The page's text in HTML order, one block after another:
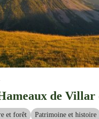
les sommets enneigés - M. Buffet
de
et forêt Patrimoine et histoire